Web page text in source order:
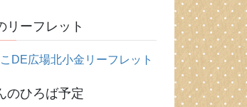
リーフレット
DE広場北小金リーフレット
のひろば予定